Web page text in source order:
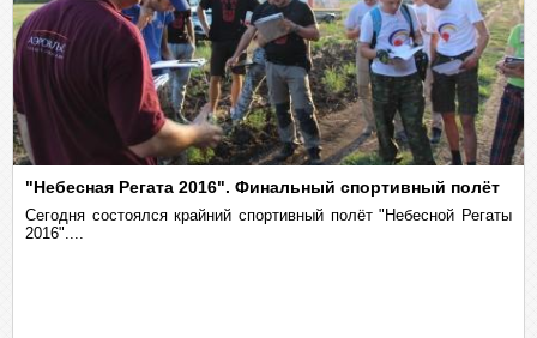
"Небесная Регата 2016". Финальный спортивный полёт
Сегодня состоялся крайний спортивный полёт "Небесной Регаты
2016"....